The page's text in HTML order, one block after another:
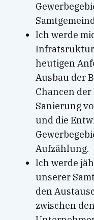
Ich werde
Infratsruktur
heutigen
Ausbau der
Chancen
Sanierung
und die
Aufzählung.
Ich werde
unserer
den
zwischen